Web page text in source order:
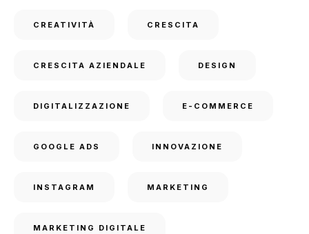
CREATIVITÀ CRESCITA
CRESCITA AZIENDALE DESIGN
DIGITALIZZAZIONE E-COMMERCE
GOOGLE ADS INNOVAZIONE
INSTAGRAM MARKETING
MARKETING DIGITALE